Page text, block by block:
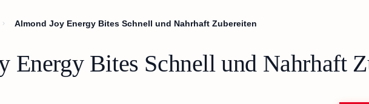
Almond Joy Energy Bites Schnell und Nahrhaft Zubereiten
Energy Bites Schnell und Nahrhaft